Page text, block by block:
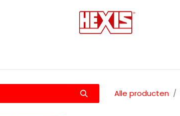
Alle producten